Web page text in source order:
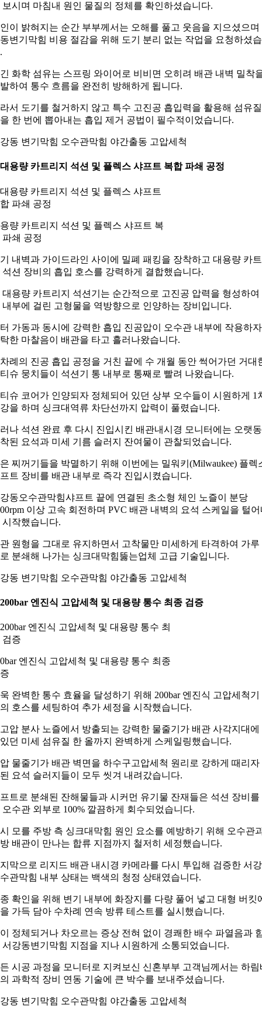
보시며 마침내 원인 물질의 정체를 확인하셨습니다.
이 밝혀지는 순간 부부께서는 오해를 풀고 웃음을 지으셨으며
변기막힘 비용 절감을 위해 도기 분리 없는 작업을 요청하셨
화학 섬유는 스프링 와이어로 비비면 오히려 배관 내벽 밀착
하여 통수 흐름을 완전히 방해하게 됩니다.
서 도기를 철거하지 않고 특수 고진공 흡입력을 활용해 섬유질
한 번에 뽑아내는 흡입 제거 공법이 필수적이었습니다.
동 변기막힘 오수관막힘 야간출동 고압세척
용량 카트리지 석션 및 플렉스 샤프트 복합 파쇄 공정
량 카트리지 석션 및 플렉스 샤프트 복
파쇄 공정
내벽과 가이드라인 사이에 밀폐 패킹을 장착하고 대용량 카
석션 장비의 흡입 호스를 강력하게 결합했습니다.
대용량 카트리지 석션기는 순간적으로 고진공 압력을 형성하여
내부에 걸린 고형물을 역방향으로 인양하는 장비입니다.
가동과 동시에 강력한 흡입 진공압이 오수관 내부에 작용하자
한 마찰음이 배관을 타고 흘러나왔습니다.
례의 진공 흡입 공정을 거친 끝에 수 개월 동안 썩어가던 거대
슈 뭉치들이 석션기 통 내부로 통째로 빨려 나왔습니다.
슈 코어가 인양되자 정체되어 있던 상부 오수들이 시원하게 1
을 하며 싱크대역류 차단선까지 압력이 풀렸습니다.
나 석션 완료 후 다시 진입시킨 배관내시경 모니터에는 오랫
된 요석과 미세 기름 슬러지 잔여물이 관찰되었습니다.
찌꺼기들을 박멸하기 위해 이번에는 밀워키(Milwaukee) 플렉
트 장비를 배관 내부로 즉각 진입시켰습니다.
동오수관막힘샤프트 끝에 연결된 초소형 체인 노즐이 분당
이상 고속 회전하며 PVC 배관 내벽의 요석 스케일을 털어
시작했습니다.
원형을 그대로 유지하면서 고착물만 미세하게 타격하여 가루
분쇄해 나가는 싱크대막힘뚫는업체 고급 기술입니다.
동 변기막힘 오수관막힘 야간출동 고압세척
엔진식 고압세척 및 대용량 통수 최종 검증
엔진식 고압세척 및 대용량 통수 최종
완벽한 통수 효율을 달성하기 위해 200bar 엔진식 고압세척기
호스를 세팅하여 추가 세정을 시작했습니다.
압 분사 노즐에서 방출되는 강력한 물줄기가 배관 사각지대에
던 미세 섬유질 한 올까지 완벽하게 스케일링했습니다.
물줄기가 배관 벽면을 하수구고압세척 원리로 강하게 때리자
요석 슬러지들이 모두 씻겨 내려갔습니다.
트로 분쇄된 잔해물들과 시커먼 유기물 잔재들은 석션 장비를
오수관 외부로 100% 깔끔하게 회수되었습니다.
모를 주방 측 싱크대막힘 원인 요소를 예방하기 위해 오수관
배관이 만나는 합류 지점까지 철저히 세정했습니다.
막으로 리지드 배관 내시경 카메라를 다시 투입해 검증한 서
관막힘 내부 상태는 백색의 청정 상태였습니다.
확인을 위해 변기 내부에 화장지를 다량 풀어 넣고 대형 버킷
가득 담아 수차례 연속 방류 테스트를 실시했습니다.
정체되거나 차오르는 증상 전혀 없이 경쾌한 배수 파열음과
서강동변기막힘 지점을 지나 시원하게 소통되었습니다.
시공 과정을 모니터로 지켜보신 신혼부부 고객님께서는 하림
과학적 장비 연동 기술에 큰 박수를 보내주셨습니다.
동 변기막힘 오수관막힘 야간출동 고압세척